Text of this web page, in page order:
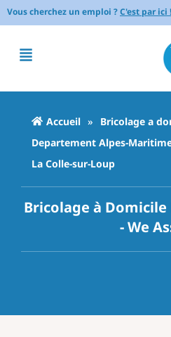
Vous cherchez un emploi ?C'est par ici !
Accueil » Bricolage a
Departement Alpes-
La Colle-sur-Loup
Bricolage à Domicile
- We